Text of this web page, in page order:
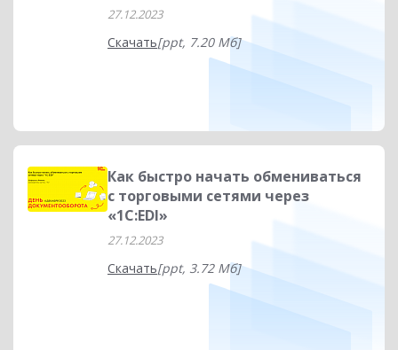
27.12.2023
Скачать[ppt, 7.20 Мб]
Как быстро начать обмениваться
с торговыми сетями через
«1C:EDI»
27.12.2023
Скачать[ppt, 3.72 Мб]